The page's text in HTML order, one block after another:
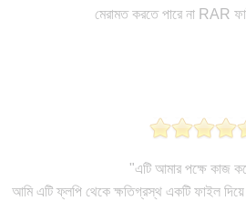
মেরামত করতে পারে না RAR
"এটি আমার পক্ষে কাজ
আমি এটি ফ্লপি থেকে ক্ষতিগ্রস্থ একটি ফাইল দিয়ে